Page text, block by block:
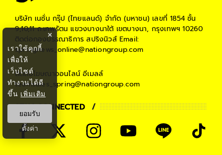
บริษัท เนชั่น กรุ๊ป (ไทยแลนด์) จำกัด (มหาชน) เลขที่ 1854 ชั้น
9,10,11 ถ.เทพรัตน แขวงบางนาใต้ เขตบางนา, กรุงเทพฯ 10260
ติดต่อกองบรรณาธิการ สปริงนิวส์Email:
springnews_online@nationgroup.com
ติดต่อโฆษณาออนไลน์ อีเมลล์
teamsales_spring@nationgroup.com
STAY CONNECTED
×
เราใช้คุกกี้
เพื่อให้
เว็บไซต์
ทำงานได้ดี
ขึ้น เพิ่มเติม
ยอมรับ
ตั้งค่า